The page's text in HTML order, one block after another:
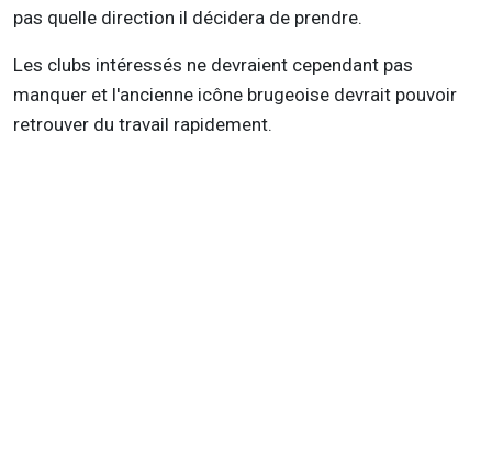
pas quelle direction il décidera de prendre.
Les clubs intéressés ne devraient cependant pas
manquer et l'ancienne icône brugeoise devrait pouvoir
retrouver du travail rapidement.